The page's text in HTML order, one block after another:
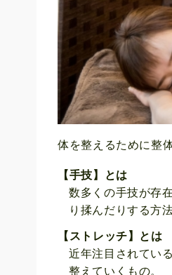
体を整えるために整
【手技】とは
数多くの手技が存
り揉んだりする方
【ストレッチ】とは
近年注目されてい
整えていくもの。